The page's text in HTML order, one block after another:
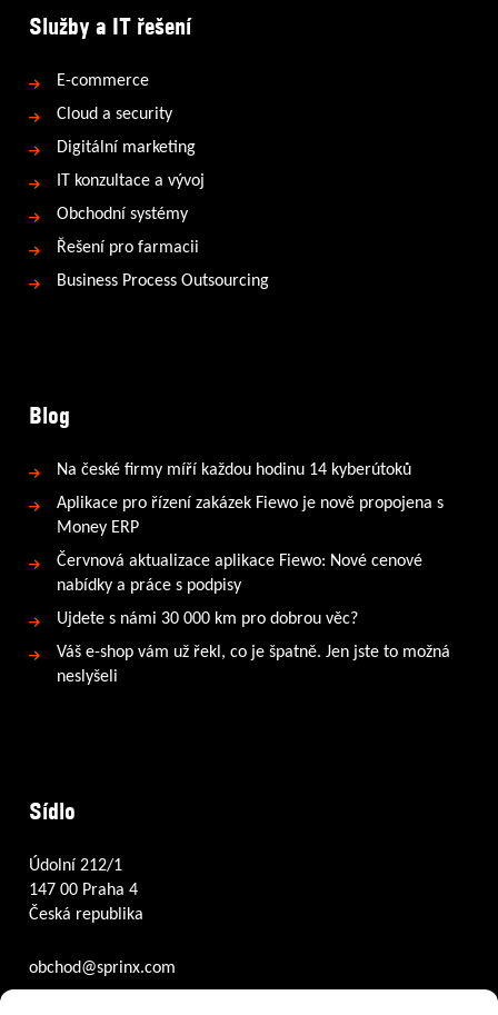
Služby a IT řešení
E-commerce
Cloud a security
Digitální marketing
IT konzultace a vývoj
Obchodní systémy
Řešení pro farmacii
Business Process Outsourcing
Blog
Na české firmy míří každou hodinu 14 kyberútoků
Aplikace pro řízení zakázek Fiewo je nově propojena s
Money ERP
Červnová aktualizace aplikace Fiewo: Nové cenové
nabídky a práce s podpisy
Ujdete s námi 30 000 km pro dobrou věc?
Váš e-shop vám už řekl, co je špatně. Jen jste to možná
neslyšeli
Sídlo
Údolní 212/1
147 00 Praha 4
Česká republika
obchod@sprinx.com